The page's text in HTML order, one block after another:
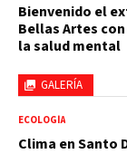
GALERÍA
Bienvenido el
Bellas Artes
la salud mental
ECOLOGÍA
Clima en Santo